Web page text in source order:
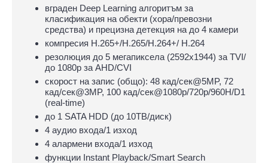
вграден Deep Learning алгоритъм за
класификация на обекти (хора/превозни
средства) и прецизна детекция на до 4 камери
компресия H.265+/H.265/H.264+/ H.264
резолюция до 5 мегапиксела (2592х1944) за TVI/
до 1080p за AHD/CVI
скорост на запис (общо): 48 кад/сек@5MP, 72
кад/сек@3MP, 100 кад/сек@1080p/720p/960H/D1
(real-time)
до 1 SATA HDD (до 10ТВ/диск)
4 аудио входа/1 изход
4 алармени входа/1 изход
функции Instant Playback/Smart Search